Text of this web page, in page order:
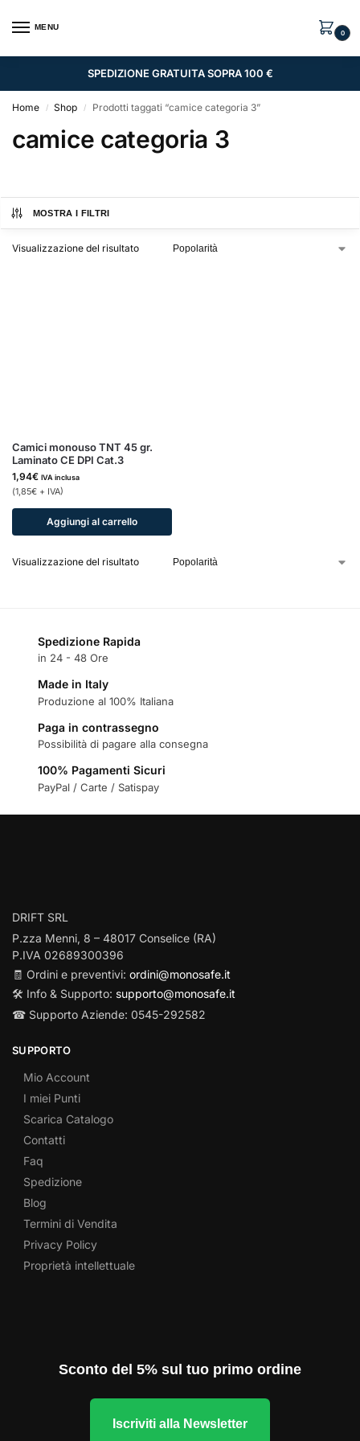
MENU
0
SPEDIZIONE GRATUITA SOPRA 100 €
Home / Shop / Prodotti taggati “camice categoria 3”
camice categoria 3
MOSTRA I FILTRI
Visualizzazione del risultato
Camici monouso TNT 45 gr.
Laminato CE DPI Cat.3
1,94€ IVA inclusa
(1,85€ + IVA)
Aggiungi al carrello
Visualizzazione del risultato
Spedizione Rapida
in 24 - 48 Ore
Made in Italy
Produzione al 100% Italiana
Paga in contrassegno
Possibilità di pagare alla consegna
100% Pagamenti Sicuri
PayPal / Carte / Satispay
DRIFT SRL
P.zza Menni, 8 – 48017 Conselice (RA)
P.IVA 02689300396
🧾 Ordini e preventivi: ordini@monosafe.it
🛠️ Info & Supporto: supporto@monosafe.it
☎ Supporto Aziende: 0545-292582
SUPPORTO
Mio Account
I miei Punti
Scarica Catalogo
Contatti
Faq
Spedizione
Blog
Termini di Vendita
Privacy Policy
Proprietà intellettuale
Sconto del 5% sul tuo primo ordine
Iscriviti alla Newsletter